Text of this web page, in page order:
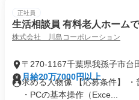
正社員
生活相談員 有料老人ホーム
株式会社 川島コーポレーション
〒270-1167千葉県我孫子市台
月給20万7000円以上
求める人物像 【応募条件】
・PCの基本操作（Exce...